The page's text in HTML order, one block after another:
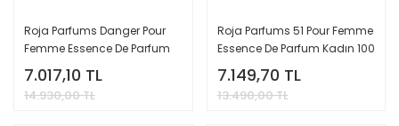
Roja Parfums Danger Pour
Femme Essence De Parfum
Kadın 100 Ml
7.017,10 TL
14.930,00 TL
Roja Parfums 51 Pour Femme
Essence De Parfum Kadın 100
Ml
7.149,70 TL
13.490,00 TL